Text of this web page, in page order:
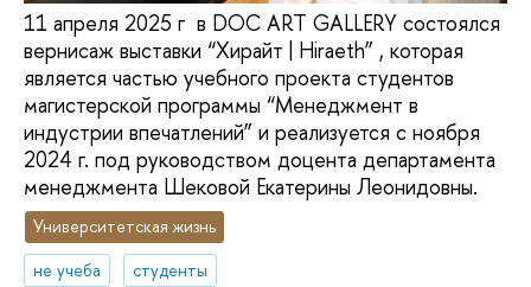
11 апреля 2025 г в DOC ART GALLERY состоялся
вернисаж выставки “Хирайт | Hiraeth” , которая
является частью учебного проекта студентов
магистерской программы “Менеджмент в
индустрии впечатлений” и реализуется с ноября
2024 г. под руководством доцента департамента
менеджмента Шековой Екатерины Леонидовны.
Университетская жизнь
не учеба
студенты